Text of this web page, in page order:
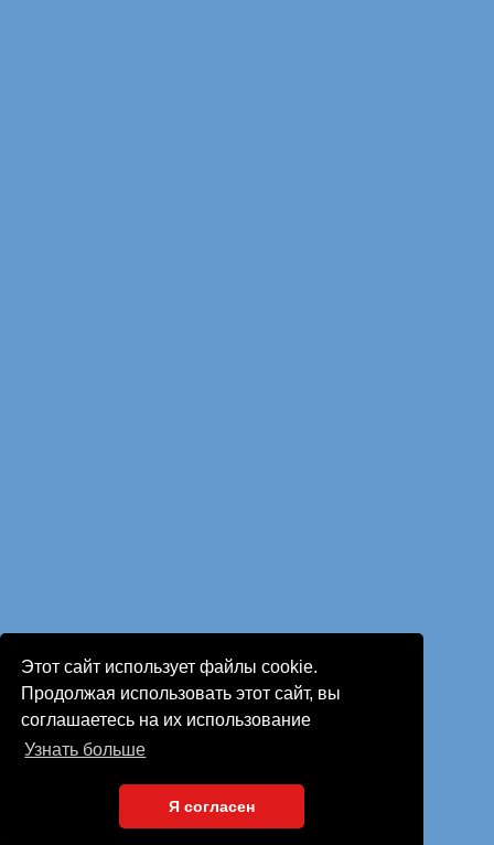
Этот сайт использует файлы cookie.
Продолжая использовать этот сайт, вы
соглашаетесь на их использование
Узнать больше
Я согласен